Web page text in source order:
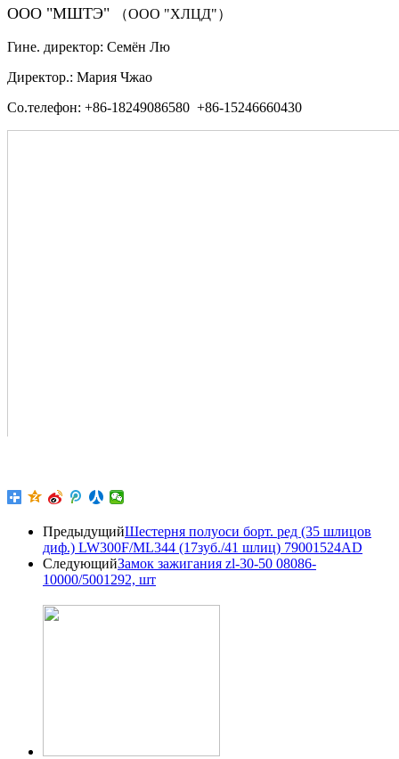
ООО "МШТЭ" （ООО "ХЛЦД"）
Гине. директор: Семён Лю
Директор.: Мария Чжао
Со.телефон: +86-18249086580 +86-15246660430
ПредыдущийШестерня полуоси борт. ред (35 шлицов
диф.) LW300F/ML344 (17зуб./41 шлиц) 79001524AD
СледующийЗамок зажигания zl-30-50 08086-
10000/5001292, шт